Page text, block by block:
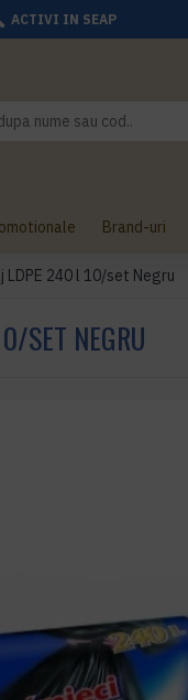
ACTIVI IN SEAP
Brand-uri
LDPE 240 l 10/set Negru
SET NEGRU